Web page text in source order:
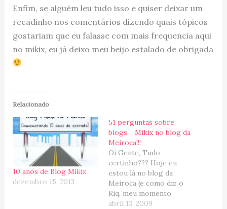
Enfim, se alguém leu tudo isso e quiser deixar um
recadinho nos comentários dizendo quais tópicos
gostariam que eu falasse com mais frequencia aqui
no mikix, eu já deixo meu beijo estalado de obrigada
Relacionado
10 anos de Blog Mikix
dezembro 15, 2013
51 perguntas sobre
blogs… Mikix no blog da
Meiroca!!!
Oi Gente, Tudo
certinho??? Hoje eu
estou lá no blog da
Meiroca (e como diz o
Riq, meu momento
"Tommy"; Tommy
abril 13, 2009